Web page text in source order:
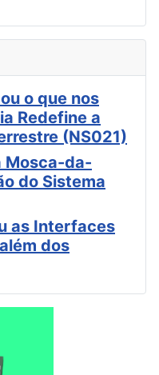
o que nos
Redefine a
(NS021)
Mosca-da-
do Sistema
as Interfaces
dos